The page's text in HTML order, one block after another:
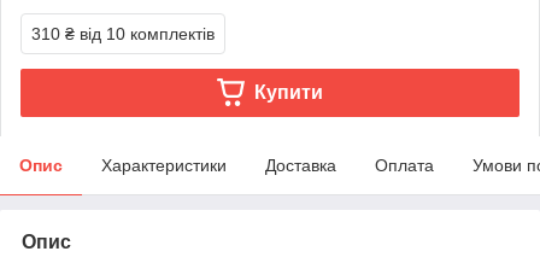
310 ₴ від 10 комплектів
Купити
Опис Характеристики Доставка Оплата Умови
Опис